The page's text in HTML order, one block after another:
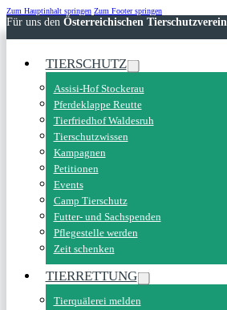
Zum Hauptinhalt springen Zum Footer springen
Für uns den Österreichischen Tierschutzverein
TIERSCHUTZ
Assisi-Hof Stockerau
Pferdeklappe Reutte
Tierfriedhof Waldesruh
Tierschutzwissen
Kampagnen
Petitionen
Events
Camp Tierschutz
Futter- und Sachspenden
Pflegestelle werden
Zeit schenken
TIERRETTUNG
Tierquälerei melden